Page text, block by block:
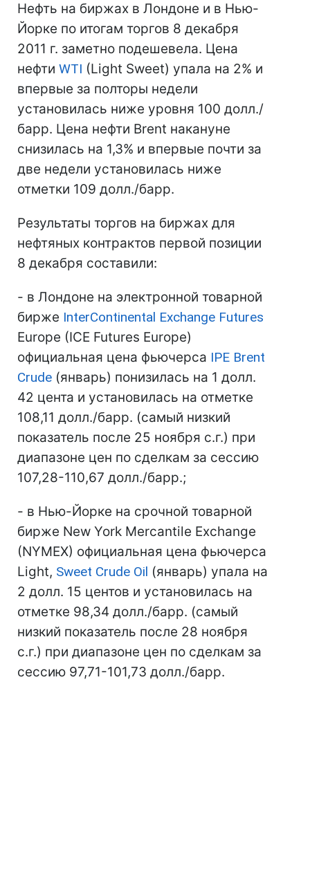
Нефть на биржах в Лондоне и в Нью-
Йорке по итогам торгов 8 декабря
2011 г. заметно подешевела. Цена
нефти WTI (Light Sweet) упала на 2% и
впервые за полторы недели
установилась ниже уровня 100 долл./
барр. Цена нефти Brent накануне
снизилась на 1,3% и впервые почти за
две недели установилась ниже
отметки 109 долл./барр.
Результаты торгов на биржах для
нефтяных контрактов первой позиции
8 декабря составили:
- в Лондоне на электронной товарной
бирже InterContinental Exchange Futures
Europe (IСE Futures Europe)
официальная цена фьючерса IPE Brent
Crude (январь) понизилась на 1 долл.
42 цента и установилась на отметке
108,11 долл./барр. (самый низкий
показатель после 25 ноября с.г.) при
диапазоне цен по сделкам за сессию
107,28-110,67 долл./барр.;
- в Нью-Йорке на срочной товарной
бирже New York Mercantile Exchange
(NYMEX) официальная цена фьючерса
Light, Sweet Crude Oil (январь) упала на
2 долл. 15 центов и установилась на
отметке 98,34 долл./барр. (самый
низкий показатель после 28 ноября
с.г.) при диапазоне цен по сделкам за
сессию 97,71-101,73 долл./барр.